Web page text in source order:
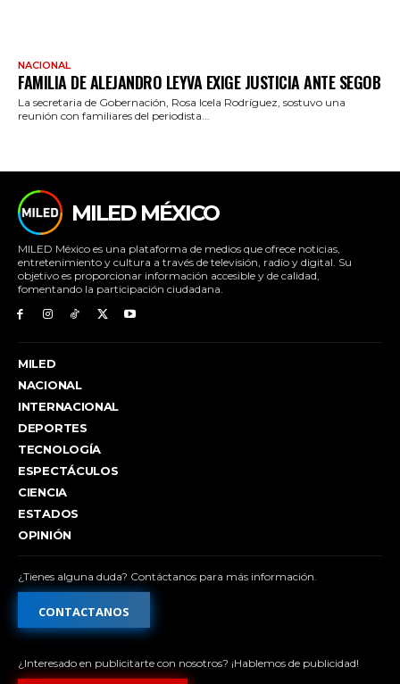
NACIONAL
FAMILIA DE ALEJANDRO LEYVA EXIGE JUSTICIA ANTE SEGOB
La secretaria de Gobernación, Rosa Icela Rodríguez, sostuvo una
reunión con familiares del periodista...
MILED MÉXICO
MILED México es una plataforma de medios que ofrece noticias,
entretenimiento y cultura a través de televisión, radio y digital. Su
objetivo es proporcionar información accesible y de calidad,
fomentando la participación ciudadana.
MILED
NACIONAL
INTERNACIONAL
DEPORTES
TECNOLOGÍA
ESPECTÁCULOS
CIENCIA
ESTADOS
OPINIÓN
¿Tienes alguna duda? Contáctanos para más información.
CONTACTANOS
¿Interesado en publicitarte con nosotros? ¡Hablemos de publicidad!